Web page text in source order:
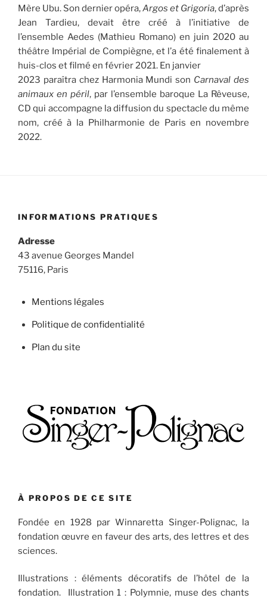
Mère Ubu. Son dernier opéra,Argos et Grigoria, d’après
Jean Tardieu, devait être créé à l’initiative de
l’ensemble Aedes (Mathieu Romano) en juin 2020 au
théâtre Impérial de Compiègne, et l’a été finalement à
huis-clos et filmé en février 2021. En janvier
2023 paraîtra chez Harmonia Mundi son Carnaval des
animaux en péril, par l’ensemble baroque La Rêveuse,
CD qui accompagne la diffusion du spectacle du même
nom, créé à la Philharmonie de Paris en novembre
2022.
INFORMATIONS PRATIQUES
Adresse
43 avenue Georges Mandel
75116, Paris
Mentions légales
Politique de confidentialité
Plan du site
À PROPOS DE CE SITE
Fondée en 1928 par Winnaretta Singer-Polignac, la
fondation œuvre en faveur des arts, des lettres et des
sciences.
Illustrations : éléments décoratifs de l’hôtel de la
fondation. Illustration 1 : Polymnie, muse des chants